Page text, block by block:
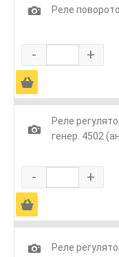
1
Реле
- +
Ä
1
Реле
генер. 4502
- +
Ä
1
Реле